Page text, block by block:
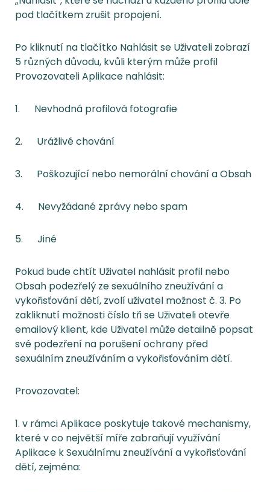
pod tlačítkem zrušit propojení.
Po kliknutí na tlačítko Nahlásit se Uživateli zobrazí
5 různých důvodu, kvůli kterým může profil
Provozovateli Aplikace nahlásit:
1. Nevhodná profilová fotografie
2. Urážlivé chování
3. Poškozující nebo nemorální chování a Obsah
4. Nevyžádané zprávy nebo spam
5. Jiné
Pokud bude chtít Uživatel nahlásit profil nebo
Obsah podezřelý ze sexuálního zneužívání a
vykořisťování dětí, zvolí uživatel možnost č. 3. Po
zakliknutí možnosti číslo tři se Uživateli otevře
emailový klient, kde Uživatel může detailně popsat
své podezření na porušení ochrany před
sexuálním zneužíváním a vykořisťováním dětí.
Provozovatel:
1. v rámci Aplikace poskytuje takové mechanismy,
které v co největší míře zabraňují využívání
Aplikace k Sexuálnímu zneužívání a vykořisťování
dětí, zejména: